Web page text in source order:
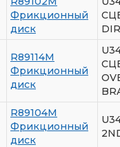
Фрикционный
диск
R89114M
Фрикционный
диск
R89104M
Фрикционный
диск